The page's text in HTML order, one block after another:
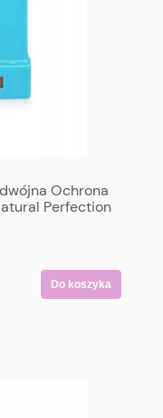
Ochrona
Perfection
Do koszyka